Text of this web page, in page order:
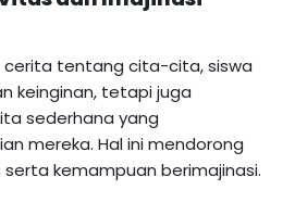
cerita tentang cita-cita, siswa
keinginan, tetapi juga
sederhana yang
mereka. Hal ini mendorong
kemampuan berimajinasi.